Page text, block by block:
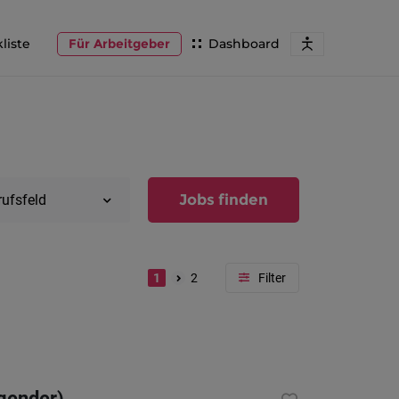
Dashboard
Für Arbeitgeber
Jobs finden
1 2